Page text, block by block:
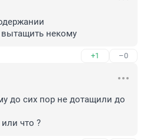
вытащить некому
+1 –0
до сих пор не дотащили до
что ?